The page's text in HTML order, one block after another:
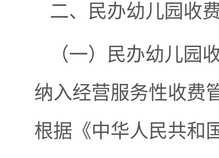
二、民办幼儿园收
（一）民办幼儿园
纳入经营服务性收费
根据《中华人民共和